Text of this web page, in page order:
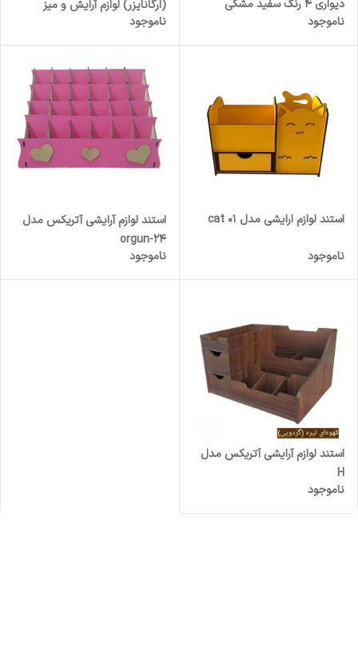
دیواری 4 رنگ سفید مشکی
صورتی فندقی
ناموجود
(ارگانایزر) لوازم آرایش و میز
آرایش
ناموجود
استند لوازم ارایشی مدل cat 01
ناموجود
استند لوازم آرایشی آتریکس مدل
orgun-24
ناموجود
استند لوازم آرایشی آتریکس مدل
H
ناموجود